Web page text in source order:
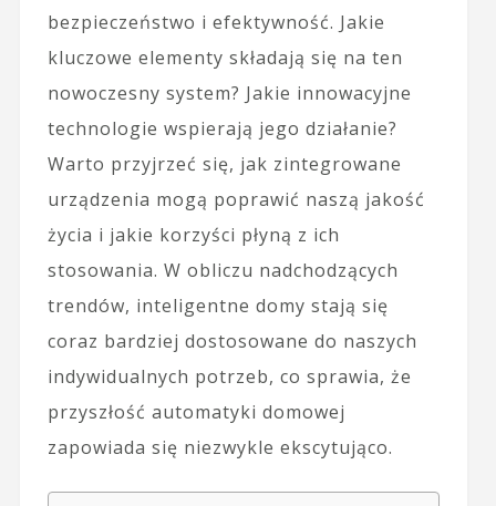
bezpieczeństwo i efektywność. Jakie
kluczowe elementy składają się na ten
nowoczesny system? Jakie innowacyjne
technologie wspierają jego działanie?
Warto przyjrzeć się, jak zintegrowane
urządzenia mogą poprawić naszą jakość
życia i jakie korzyści płyną z ich
stosowania. W obliczu nadchodzących
trendów, inteligentne domy stają się
coraz bardziej dostosowane do naszych
indywidualnych potrzeb, co sprawia, że
przyszłość automatyki domowej
zapowiada się niezwykle ekscytująco.